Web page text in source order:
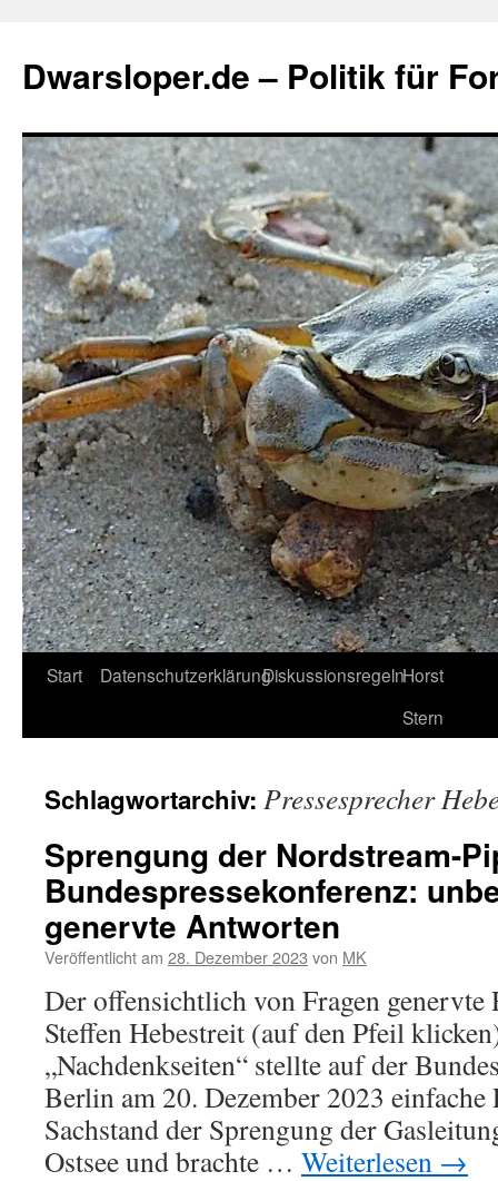
springen
Dwarsloper.de – Politik für
Start DatenschutzerklärungDiskussionsregelnHorst
Stern
Schlagwortarchiv: Pressesprecher
Sprengung der Nordstream-
Bundespressekonferenz:
genervte Antworten
Veröffentlicht am 28. Dezember 2023 von MK
Der offensichtlich von Fragen genervte
Steffen Hebestreit (auf den Pfeil
„Nachdenkseiten“ stellte auf der
Berlin am 20. Dezember 2023
Sachstand der Sprengung der
Ostsee und brachte … Weiterlesen →